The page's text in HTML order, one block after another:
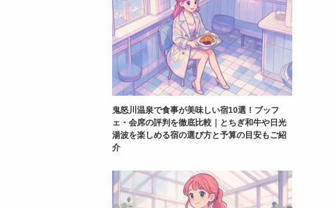
鬼怒川温泉で食事が美味しい宿10選！ブッフ
ェ・会席の評判を徹底比較｜とちぎ和牛や日光
湯波を楽しめる宿の選び方と予算の目安もご紹
介